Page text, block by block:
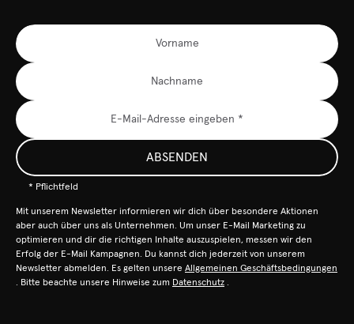
ABSENDEN
* Pflichtfeld
Mit unserem Newsletter informieren wir dich über besondere Aktionen
aber auch über uns als Unternehmen. Um unser E-Mail Marketing zu
optimieren und dir die richtigen Inhalte auszuspielen, messen wir den
Erfolg der E-Mail Kampagnen. Du kannst dich jederzeit von unserem
Newsletter abmelden. Es gelten unsere Allgemeinen Geschäftsbedingungen
. Bitte beachte unsere Hinweise zum Datenschutz .